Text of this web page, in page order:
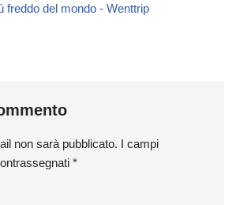
freddo del mondo - Wenttrip
non sarà pubblicato. I campi
*